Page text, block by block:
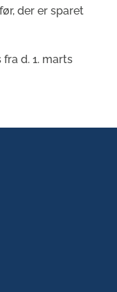
der er sparet
d. 1. marts